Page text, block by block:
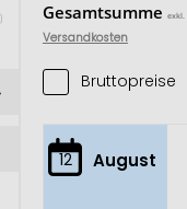
Gesamtsumme exkl.
Versandkosten
Bruttopreise
12 August